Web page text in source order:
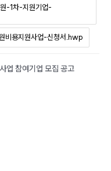
-1차-지원기업-
비용지원사업-신청서.hwp
업 참여기업 모집 공고